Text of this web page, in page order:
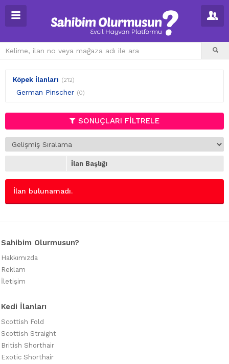
Köpek İlanları (212)
German Pinscher (0)
SONUÇLARI FİLTRELE
İlan Başlığı
İlan bulunamadı.
Sahibim Olurmusun?
Hakkımızda
Reklam
İletişim
Kedi İlanları
Scottish Fold
Scottish Straight
British Shorthair
Exotic Shorthair